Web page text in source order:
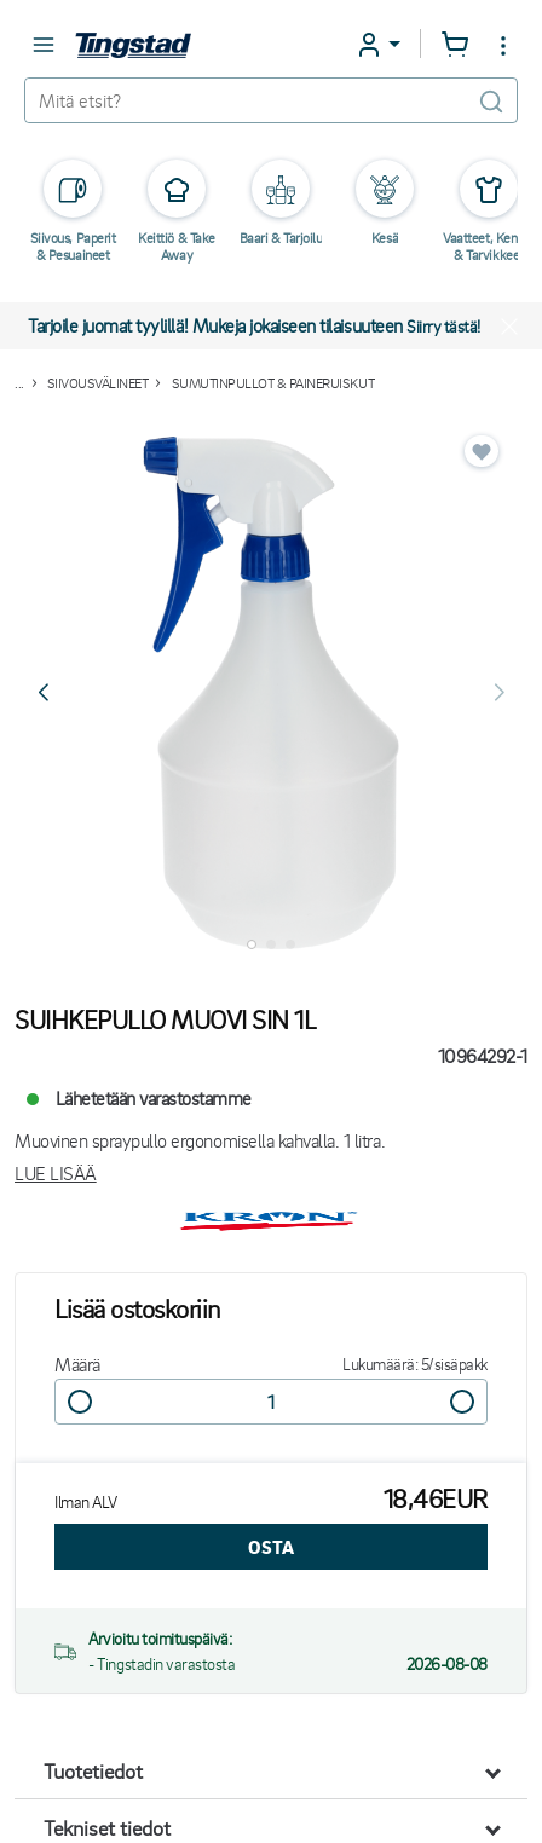
Siivous, Paperit
& Pesuaineet
Keittiö & Take
Away
Baari & Tarjoilu Kesä
Vaatteet, Kengät
& Tarvikkeet
Tarjoile juomat tyylillä! Mukeja jokaiseen tilaisuuteenSiirry tästä!
SIIVOUSVÄLINEET SUMUTINPULLOT & PAINERUISKUT
SUIHKEPULLO MUOVI SIN 1L
10964292-1
Lähetetään varastostamme
Muovinen spraypullo ergonomisella kahvalla. 1 litra.
LUE LISÄÄ
Lisää ostoskoriin
Määrä Lukumäärä: 5/sisäpakk
Ilman ALV 18,46EUR
Arvioitu toimituspäivä:
- Tingstadin varastosta
2026-08-08
Tuotetiedot
Tekniset tiedot